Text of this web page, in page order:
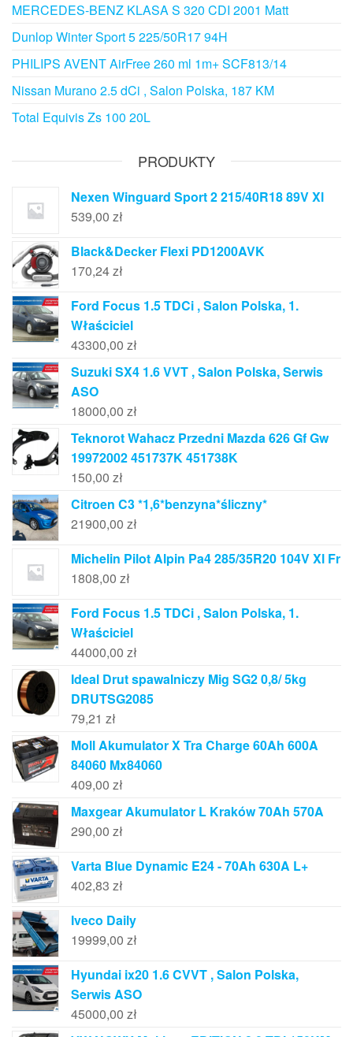
MERCEDES-BENZ KLASA S 320 CDI 2001 Matt
Dunlop Winter Sport 5 225/50R17 94H
PHILIPS AVENT AirFree 260 ml 1m+ SCF813/14
Nissan Murano 2.5 dCi , Salon Polska, 187 KM
Total Equivis Zs 100 20L
PRODUKTY
Nexen Winguard Sport 2 215/40R18 89V Xl
539,00 zł
Black&Decker Flexi PD1200AVK
170,24zł
Ford Focus 1.5 TDCi , Salon Polska, 1.
Właściciel
43300,00 zł
Suzuki SX4 1.6 VVT , Salon Polska, Serwis
ASO
18000,00 zł
Teknorot Wahacz Przedni Mazda 626 Gf Gw
19972002 451737K 451738K
150,00 zł
Citroen C3 *1,6*benzyna*śliczny*
21900,00 zł
Michelin Pilot Alpin Pa4 285/35R20 104V Xl Fr
1808,00 zł
Ford Focus 1.5 TDCi , Salon Polska, 1.
Właściciel
44000,00 zł
Ideal Drut spawalniczy Mig SG2 0,8/ 5kg
DRUTSG2085
79,21 zł
Moll Akumulator X Tra Charge 60Ah 600A
84060 Mx84060
409,00 zł
Maxgear Akumulator L Kraków 70Ah 570A
290,00 zł
Varta Blue Dynamic E24 - 70Ah 630A L+
402,83 zł
Iveco Daily
19999,00 zł
Hyundai ix20 1.6 CVVT , Salon Polska,
Serwis ASO
45000,00 zł